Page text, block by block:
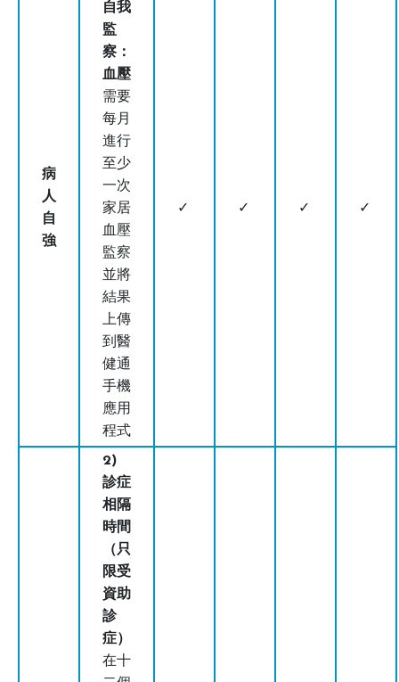
病
人
自
強
自我
監
察：
血壓
需要
每月
進行
至少
一次
家居
血壓
監察
並將
結果
上傳
到醫
健通
手機
應用
程式
✓ ✓ ✓ ✓
2)
診症
相隔
時間
（只
限受
資助
診
症）
在十